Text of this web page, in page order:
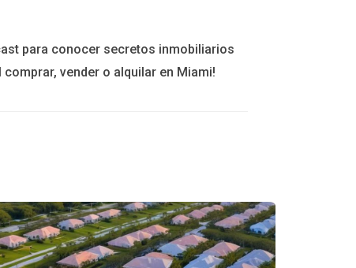
de tu comisión va a la agencia y cuánto
queda con el 30%.
tarifas fijas o mensuales.
hitos en sus ventas.
para conocer secretos inmobiliarios
vender o alquilar en Miami!